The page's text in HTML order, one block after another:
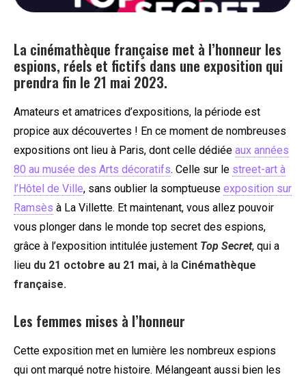
La cinémathèque française met à l’honneur les
espions, réels et fictifs dans une exposition qui
prendra fin le 21 mai 2023.
Amateurs et amatrices d’expositions, la période est
propice aux découvertes ! En ce moment de nombreuses
expositions ont lieu à Paris, dont celle dédiée aux années
80 au musée des Arts décoratifs. Celle sur le street-art à
l’Hôtel de Ville, sans oublier la somptueuse exposition sur
Ramsès à La Villette. Et maintenant, vous allez pouvoir
vous plonger dans le monde top secret des espions,
grâce à l’exposition intitulée justement Top Secret, qui a
lieu du 21 octobre au 21 mai, à la Cinémathèque
française.
Les femmes mises à l’honneur
Cette exposition met en lumière les nombreux espions
qui ont marqué notre histoire. Mélangeant aussi bien les